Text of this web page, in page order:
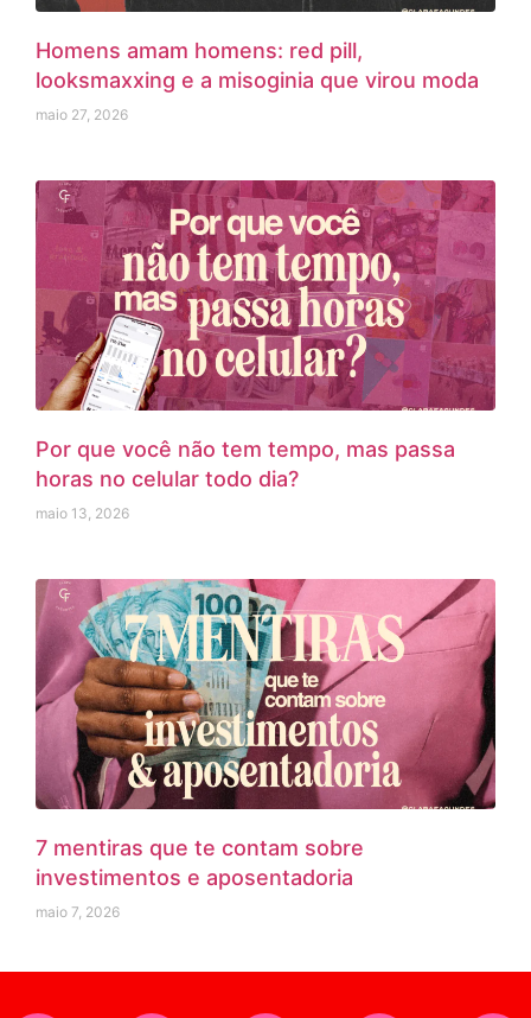
Homens amam homens: red pill,
looksmaxxing e a misoginia que virou moda
maio 27, 2026
Por que você não tem tempo, mas passa
horas no celular todo dia?
maio 13, 2026
7 mentiras que te contam sobre
investimentos e aposentadoria
maio 7, 2026